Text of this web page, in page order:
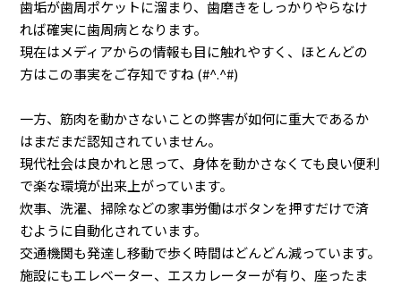
歯垢が歯周ポケットに溜まり、歯磨きをしっかりやらなけ
れば確実に歯周病となります。
現在はメディアからの情報も目に触れやすく、ほとんどの
方はこの事実をご存知ですね (#^.^#)
一方、筋肉を動かさないことの弊害が如何に重大であるか
はまだまだ認知されていません。
現代社会は良かれと思って、身体を動かさなくても良い便利
で楽な環境が出来上がっています。
炊事、洗濯、掃除などの家事労働はボタンを押すだけで済
むように自動化されています。
交通機関も発達し移動で歩く時間はどんどん減っています。
施設にもエレベーター、エスカレーターが有り、座ったま